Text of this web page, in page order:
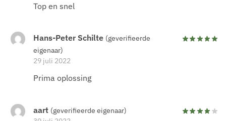
Top en snel
Hans-Peter Schilte (geverifieerde
eigenaar)
29 juli 2022
Prima oplossing
aart (geverifieerde eigenaar)